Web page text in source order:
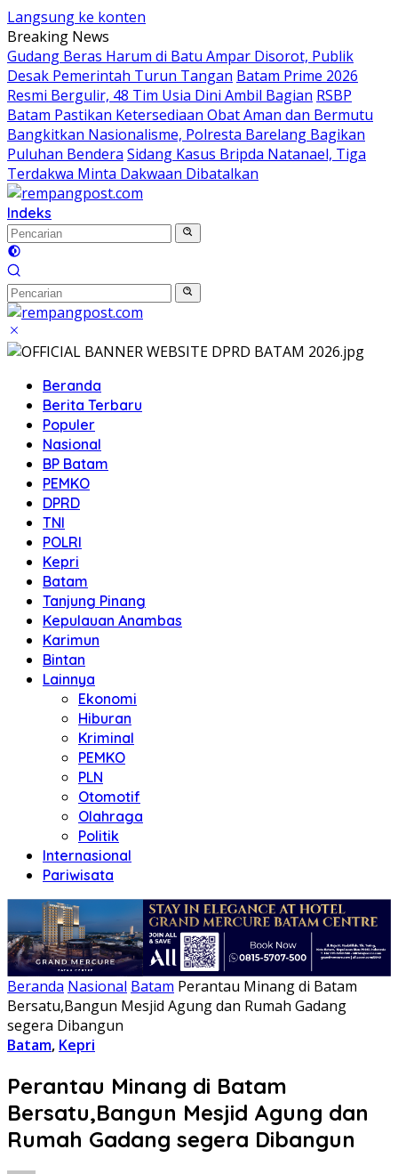
Langsung ke konten
Breaking News
Gudang Beras Harum di Batu Ampar Disorot, Publik
Desak Pemerintah Turun Tangan Batam Prime 2026
Resmi Bergulir, 48 Tim Usia Dini Ambil Bagian RSBP
Batam Pastikan Ketersediaan Obat Aman dan Bermutu
Bangkitkan Nasionalisme, Polresta Barelang Bagikan
Puluhan Bendera Sidang Kasus Bripda Natanael, Tiga
Terdakwa Minta Dakwaan Dibatalkan
Indeks
Beranda
Berita Terbaru
Populer
Nasional
BP Batam
PEMKO
DPRD
TNI
POLRI
Kepri
Batam
Tanjung Pinang
Kepulauan Anambas
Karimun
Bintan
Lainnya
Ekonomi
Hiburan
Kriminal
PEMKO
PLN
Otomotif
Olahraga
Politik
Internasional
Pariwisata
Beranda Nasional Batam Perantau Minang di Batam
Bersatu,Bangun Mesjid Agung dan Rumah Gadang
segera Dibangun
Batam, Kepri
Perantau Minang di Batam
Bersatu,Bangun Mesjid Agung dan
Rumah Gadang segera Dibangun